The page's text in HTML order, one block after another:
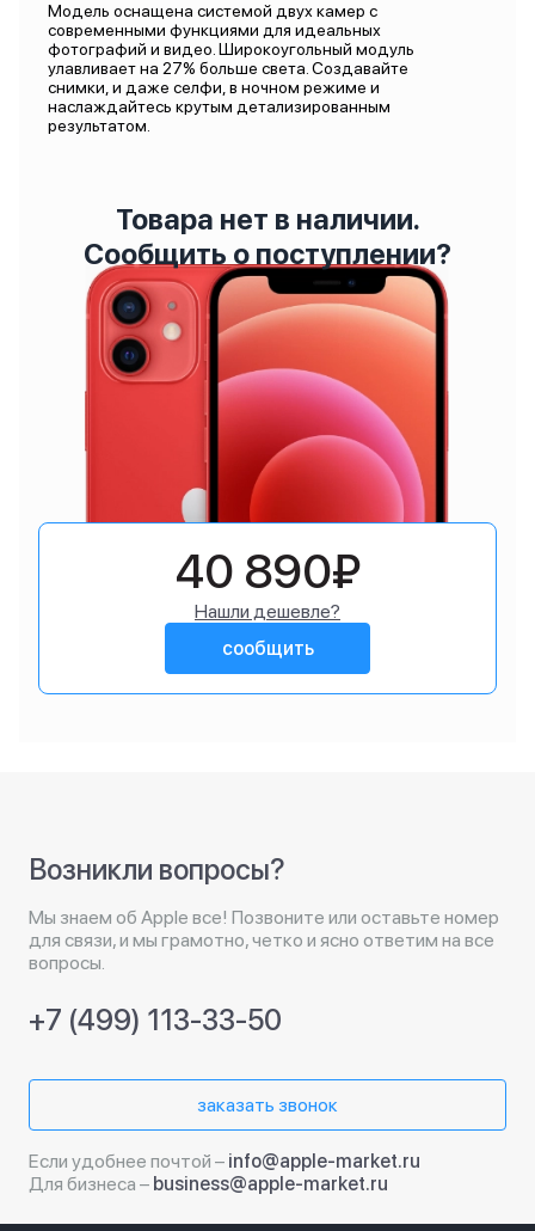
Модель оснащена системой двух камер с
современными функциями для идеальных
фотографий и видео. Широкоугольный модуль
улавливает на 27% больше света. Создавайте
снимки, и даже селфи, в ночном режиме и
наслаждайтесь крутым детализированным
результатом.
Товара нет в наличии.
Сообщить о поступлении?
40 890₽
Нашли дешевле?
сообщить
Возникли вопросы?
Мы знаем об Apple все! Позвоните или оставьте номер
для связи, и мы грамотно, четко и ясно ответим на все
вопросы.
+7 (499) 113-33-50
заказать звонок
Если удобнее почтой – info@apple-market.ru
Для бизнеса – business@apple-market.ru